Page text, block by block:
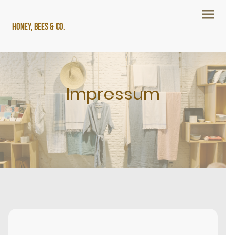
Honey, Bees & Co.
Impressum